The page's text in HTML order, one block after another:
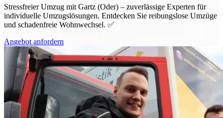
Stressfreier Umzug mit Gartz (Oder) – zuverlässige Experten für
individuelle Umzugslösungen. Entdecken Sie reibungslose Umzüge
und schadenfreie Wohnwechsel. ✅
Angebot anfordern